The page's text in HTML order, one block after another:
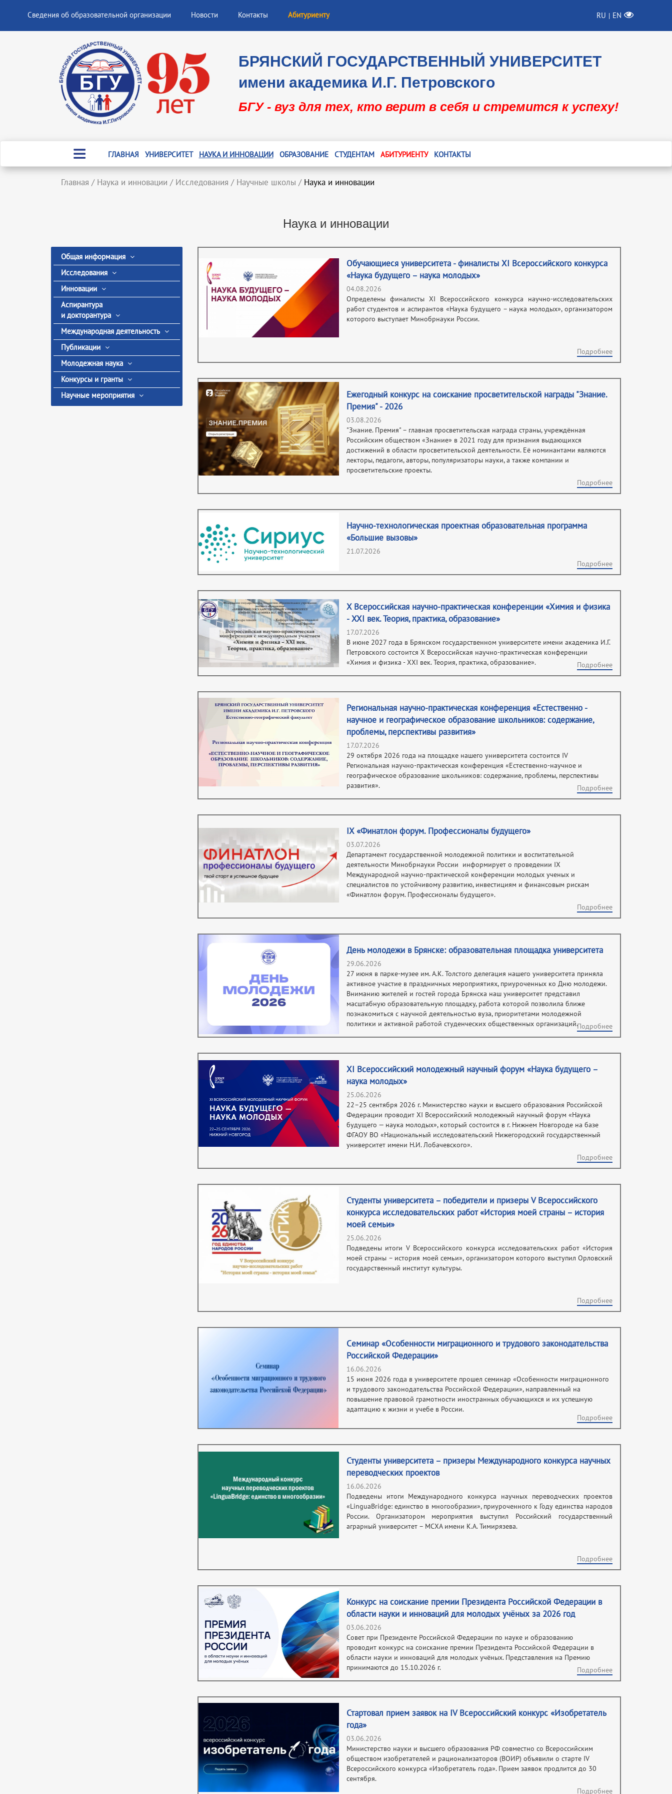
Сведения об образовательной организации Новости Контакты Абитуриенту RU | EN
БРЯНСКИЙ ГОСУДАРСТВЕННЫЙ УНИВЕРСИТЕТ
имени академика И.Г. Петровского
БГУ - вуз для тех, кто верит в себя и стремится к успеху!
ГЛАВНАЯ УНИВЕРСИТЕТ НАУКА И ИННОВАЦИИ ОБРАЗОВАНИЕ СТУДЕНТАМ АБИТУРИЕНТУ КОНТАКТЫ
Главная / Наука и инновации / Исследования / Научные школы / Наука и инновации
Наука и инновации
Общая информация
Исследования
Инновации
Аспирантура
и докторантура
Международная деятельность
Публикации
Молодежная наука
Конкурсы и гранты
Научные мероприятия
Обучающиеся университета - финалисты XI Всероссийского конкурса
«Наука будущего – наука молодых»
04.08.2026
Определены финалисты XI Всероссийского конкурса научно-исследовательских
работ студентов и аспирантов «Наука будущего – наука молодых», организатором
которого выступает Минобрнауки России.
Подробнее
Ежегодный конкурс на соискание просветительской награды "Знание.
Премия" - 2026
03.08.2026
"Знание. Премия" – главная просветительская награда страны, учреждённая
Российским обществом «Знание» в 2021 году для признания выдающихся
достижений в области просветительской деятельности. Её номинантами являются
лекторы, педагоги, авторы, популяризаторы науки, а также компании и
просветительские проекты.
Подробнее
Научно-технологическая проектная образовательная программа
«Большие вызовы»
21.07.2026
Подробнее
X Всероссийская научно-практическая конференции «Химия и физика
- XXI век. Теория, практика, образование»
17.07.2026
В июне 2027 года в Брянском государственном университете имени академика И.Г.
Петровского состоится X Всероссийская научно-практическая конференции
«Химия и физика - XXI век. Теория, практика, образование».
Подробнее
Региональная научно-практическая конференция «Естественно -
научное и географическое образование школьников: содержание,
проблемы, перспективы развития»
17.07.2026
29 октября 2026 года на площадке нашего университета состоится IV
Региональная научно-практическая конференция «Естественно-научное и
географическое образование школьников: содержание, проблемы, перспективы
развития».
Подробнее
IX «Финатлон форум. Профессионалы будущего»
03.07.2026
Департамент государственной молодежной политики и воспитательной
деятельности Минобрнауки России информирует о проведении IX
Международной научно-практической конференции молодых ученых и
специалистов по устойчивому развитию, инвестициям и финансовым рискам
«Финатлон форум. Профессионалы будущего».
Подробнее
День молодежи в Брянске: образовательная площадка университета
29.06.2026
27 июня в парке-музее им. А.К. Толстого делегация нашего университета приняла
активное участие в праздничных мероприятиях, приуроченных ко Дню молодежи.
Вниманию жителей и гостей города Брянска наш университет представил
масштабную образовательную площадку, работа которой позволила ближе
познакомиться с научной деятельностью вуза, приоритетами молодежной
политики и активной работой студенческих общественных организаций.Подробнее
XI Всероссийский молодежный научный форум «Наука будущего –
наука молодых»
25.06.2026
22–25 сентября 2026 г. Министерство науки и высшего образования Российской
Федерации проводит XI Всероссийский молодежный научный форум «Наука
будущего — наука молодых», который состоится в г. Нижнем Новгороде на базе
ФГАОУ ВО «Национальный исследовательский Нижегородский государственный
университет имени Н.И. Лобачевского».
Подробнее
Студенты университета – победители и призеры V Всероссийского
конкурса исследовательских работ «История моей страны – история
моей семьи»
25.06.2026
Подведены итоги V Всероссийского конкурса исследовательских работ «История
моей страны – история моей семьи», организатором которого выступил Орловский
государственный институт культуры.
Подробнее
Cеминар «Особенности миграционного и трудового законодательства
Российской Федерации»
16.06.2026
15 июня 2026 года в университете прошел семинар «Особенности миграционного
и трудового законодательства Российской Федерации», направленный на
повышение правовой грамотности иностранных обучающихся и их успешную
адаптацию к жизни и учебе в России.
Подробнее
Студенты университета – призеры Международного конкурса научных
переводческих проектов
16.06.2026
Подведены итоги Международного конкурса научных переводческих проектов
«LinguaBridge: единство в многообразии», приуроченного к Году единства народов
России. Организатором мероприятия выступил Российский государственный
аграрный университет – МСХА имени К.А. Тимирязева.
Подробнее
Конкурс на соискание премии Президента Российской Федерации в
области науки и инноваций для молодых учёных за 2026 год
03.06.2026
Совет при Президенте Российской Федерации по науке и образованию
проводит конкурс на соискание премии Президента Российской Федерации в
области науки и инноваций для молодых учёных. Представления на Премию
принимаются до 15.10.2026 г.
Подробнее
Стартовал прием заявок на IV Всероссийский конкурс «Изобретатель
года»
03.06.2026
Министерство науки и высшего образования РФ совместно со Всероссийским
обществом изобретателей и рационализаторов (ВОИР) объявили о старте IV
Всероссийского конкурса «Изобретатель года». Прием заявок продлится до 30
сентября.
Подробнее